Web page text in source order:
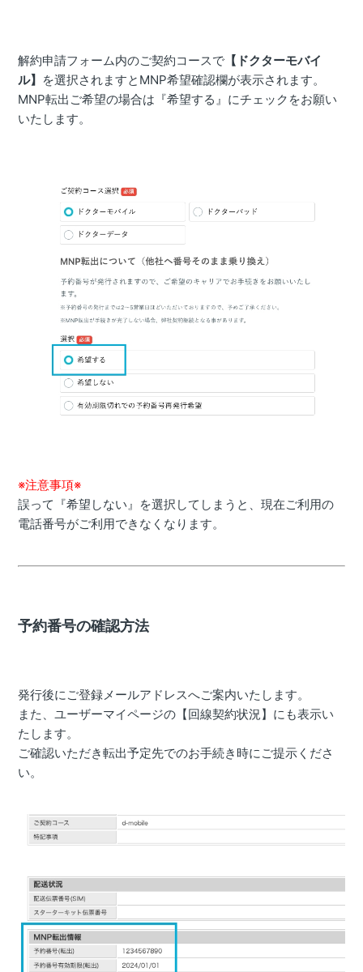
解約申請フォーム内のご契約コースで 【ドクターモバイ
ル】 を選択されますとMNP希望確認欄が表示されます。
MNP転出ご希望の場合は『希望する』にチェックをお願い
いたします。
※注意事項※
誤って『希望しない』を選択してしまうと、現在ご利用の
電話番号がご利用できなくなります。
予約番号の確認方法
発行後にご登録メールアドレスへご案内いたします。
また、ユーザーマイページの【回線契約状況】にも表示い
たします。
ご確認いただき転出予定先でのお手続き時にご提示くださ
い。